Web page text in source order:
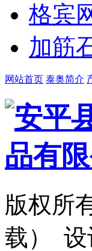
格宾
加筋
网站首页 泰奥简介
版权所
载） 设